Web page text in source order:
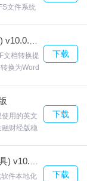
文件系统
格式的
的安
文档转换提
换为Word
以输出允
。
下载
用的英文
财经版稳
下载
件本地化
下载